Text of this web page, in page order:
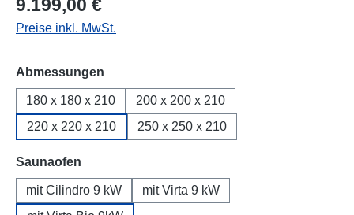
9.199,00 €
Preise inkl. MwSt.
Abmessungen
180 x 180 x 210
200 x 200 x 210
220 x 220 x 210
250 x 250 x 210
Saunaofen
mit Cilindro 9 kW
mit Virta 9 kW